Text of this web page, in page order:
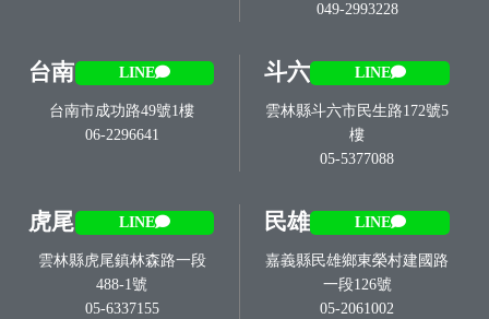
049-2993228
台南 LINE
台南市成功路49號1樓
06-2296641
斗六 LINE
雲林縣斗六市民生路172號5
樓
05-5377088
虎尾 LINE
雲林縣虎尾鎮林森路一段
488-1號
05-6337155
民雄 LINE
嘉義縣民雄鄉東榮村建國路
一段126號
05-2061002